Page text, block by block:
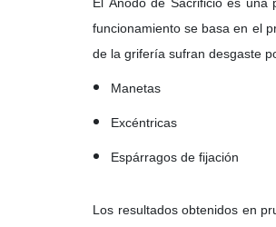
funcionamiento se basa en el
de la grifería sufran desgaste
Manetas
Excéntricas
Espárragos de fijación
Los resultados obtenidos en